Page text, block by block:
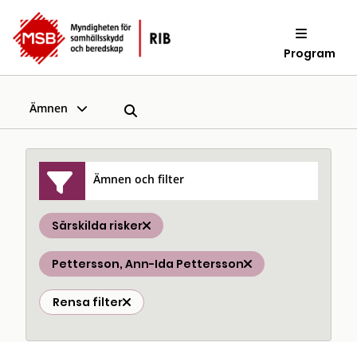
Program
Ämnen
Ämnen och filter
Särskilda risker
Pettersson, Ann-Ida Pettersson
Rensa filter